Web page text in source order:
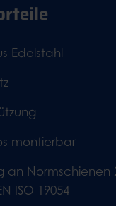
Edelstahl
montierbar
an Normschienen
ISO 19054